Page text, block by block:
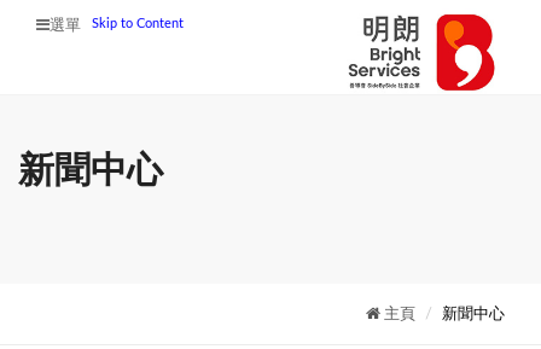
選單 Skip to Content
新聞中心
主頁 新聞中心